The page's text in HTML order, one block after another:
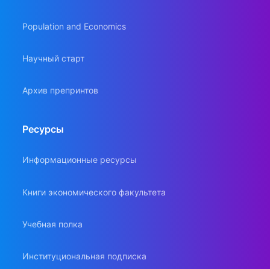
Population and Economics
Научный старт
Архив препринтов
Ресурсы
Информационные ресурсы
Книги экономического факультета
Учебная полка
Институциональная подписка